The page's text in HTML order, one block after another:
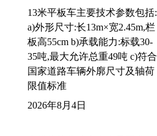
13米平板车主要技术参数包括:
a)外形尺寸:长13m×宽2.45m,栏
板高55cm b)承载能力:标载30-
35吨,最大允许总重49吨 c)符合
国家道路车辆外廓尺寸及轴荷
限值标准
2026年8月4日